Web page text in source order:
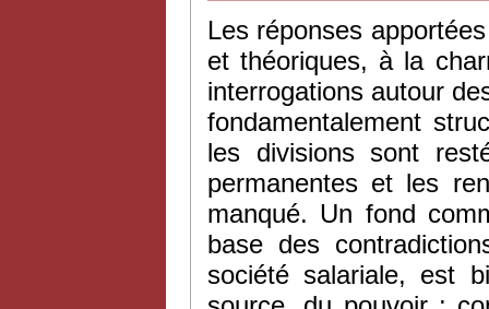
Les réponses
et théoriques, à la
interrogations autour
fondamentalement
les divisions sont
permanentes et les
manqué. Un fond
base des
société salariale, est